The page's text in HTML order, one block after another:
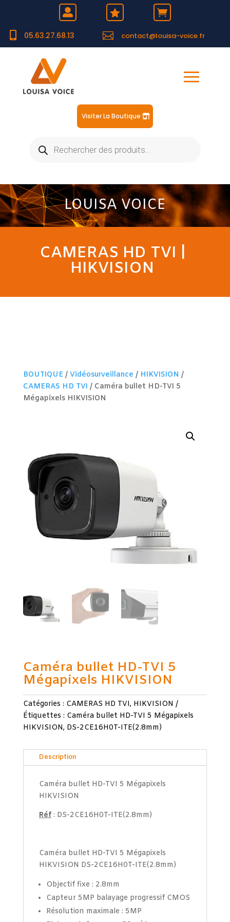
  
 05.63.27.68.13  contact@louisa-voice.fr
Visiter La Boutique
produits
LOUISA VOICE
CAMERAS HD TVI |
HIKVISION
BOUTIQUE/ Vidéosurveillance / HIKVISION /
CAMERAS HD TVI / Caméra bullet HD-TVI 5
Mégapixels HIKVISION
Caméra bullet HD-TVI 5
Mégapixels HIKVISION
Catégories : CAMERAS HD TVI, HIKVISION
Étiquettes : Caméra bullet HD-TVI 5 Mégapixels
HIKVISION, DS-2CE16H0T-ITE(2.8mm)
Description
Caméra bullet HD-TVI 5 Mégapixels
HIKVISION
Réf: DS-2CE16H0T-ITE(2.8mm)
Caméra bullet HD-TVI 5 Mégapixels
HIKVISION DS-2CE16H0T-ITE(2.8mm)
Objectif fixe : 2.8mm
Capteur 5MP balayage progressif CMOS
Résolution maximale : 5MP